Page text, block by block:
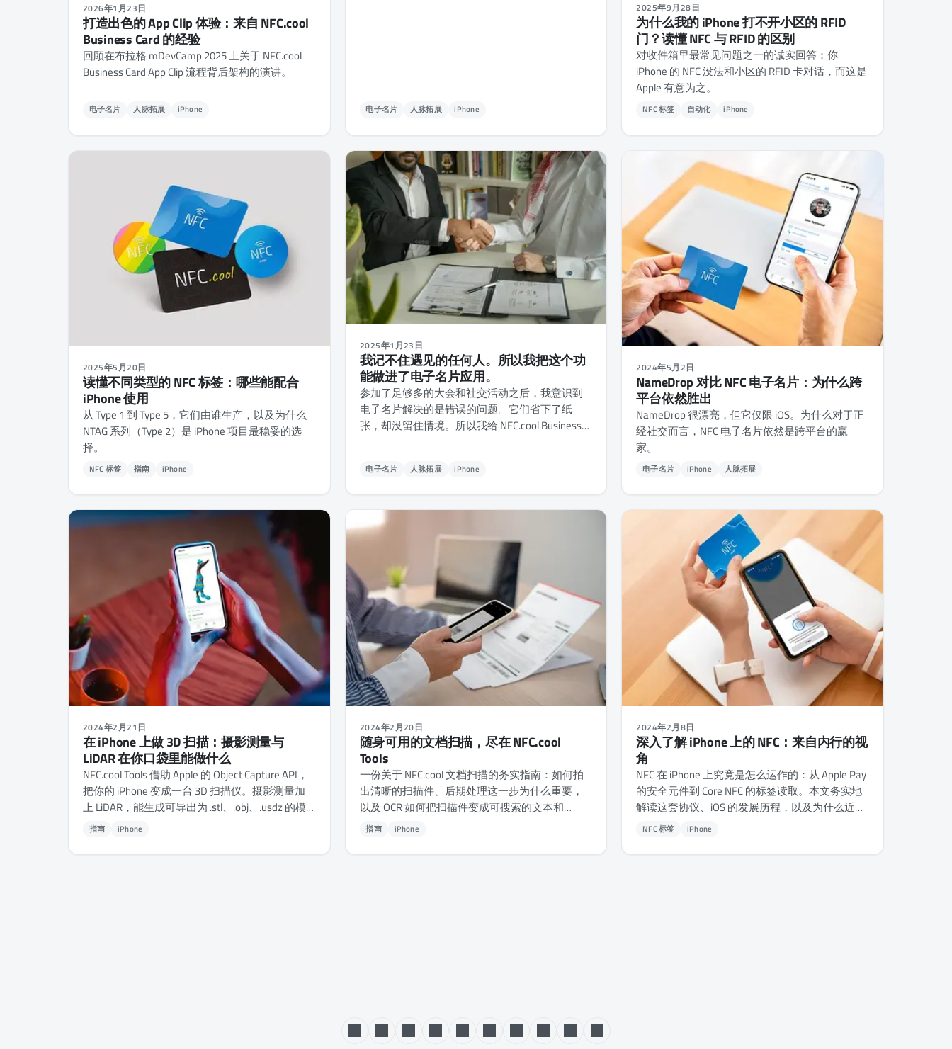
2026年1月23日
打造出色的 App Clip 体验：来自 NFC.cool
Business Card 的经验
回顾在布拉格 mDevCamp 2025 上关于 NFC.cool
Business Card App Clip 流程背后架构的演讲。
电子名片 人脉拓展 iPhone 电子名片 人脉拓展 iPhone
2025年9月28日
为什么我的 iPhone 打不开小区的 RFID
门？读懂 NFC 与 RFID 的区别
对收件箱里最常见问题之一的诚实回答：你
iPhone 的 NFC 没法和小区的 RFID 卡对话，而这是
Apple 有意为之。
NFC 标签 自动化 iPhone
2025年5月20日
读懂不同类型的 NFC 标签：哪些能配合
iPhone 使用
从 Type 1 到 Type 5，它们由谁生产，以及为什么
NTAG 系列（Type 2）是 iPhone 项目最稳妥的选
择。
NFC 标签 指南 iPhone
2025年1月23日
我记不住遇见的任何人。所以我把这个功
能做进了电子名片应用。
参加了足够多的大会和社交活动之后，我意识到
电子名片解决的是错误的问题。它们省下了纸
张，却没留住情境。所以我给 NFC.cool Business
电子名片 人脉拓展 iPhone
2024年5月2日
NameDrop 对比 NFC 电子名片：为什么跨
平台依然胜出
NameDrop 很漂亮，但它仅限 iOS。为什么对于正
经社交而言，NFC 电子名片依然是跨平台的赢
家。
电子名片 iPhone 人脉拓展
2024年2月21日
在 iPhone 上做 3D 扫描：摄影测量与
LiDAR 在你口袋里能做什么
NFC.cool Tools 借助 Apple 的 Object Capture API，
把你的 iPhone 变成一台 3D 扫描仪。摄影测量加
上 LiDAR，能生成可导出为 .stl、.obj、.usdz 的模
型，随时可用于 3D 打印、AR，或任何建模流程。
指南 iPhone
2024年2月20日
随身可用的文档扫描，尽在 NFC.cool
Tools
一份关于 NFC.cool 文档扫描的务实指南：如何拍
出清晰的扫描件、后期处理这一步为什么重要，
以及 OCR 如何把扫描件变成可搜索的文本和
PDF。
指南 iPhone
2024年2月8日
深入了解 iPhone 上的 NFC：来自内行的视
角
NFC 在 iPhone 上究竟是怎么运作的：从 Apple Pay
的安全元件到 Core NFC 的标签读取。本文务实地
解读这套协议、iOS 的发展历程，以及为什么近距
离恰恰是它的优势而非局限。
NFC 标签 iPhone